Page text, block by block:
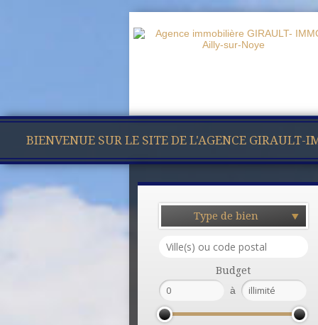
BIENVENUE SUR LE SITE DE L'AGENCE GIRAULT-
Type de bien
Budget
à